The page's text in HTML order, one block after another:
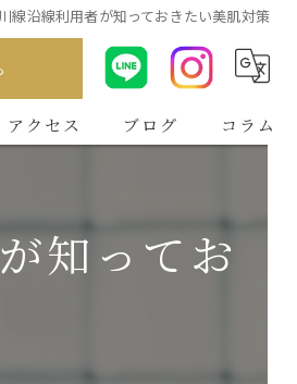
線沿線利用者が知っておきたい美肌対策
アクセス ブログ コラム
知ってお